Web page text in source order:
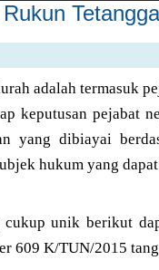
adalah termasuk
keputusan pejabat
yang dibiayai
hukum yang
unik berikut
609 K/TUN/2015